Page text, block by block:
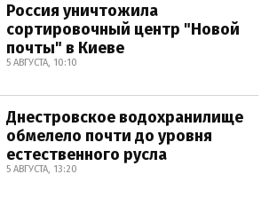
Россия уничтожила
сортировочный центр "Новой
почты" в Киеве
5 АВГУСТА, 10:10
Днестровское водохранилище
обмелело почти до уровня
естественного русла
5 АВГУСТА, 13:20